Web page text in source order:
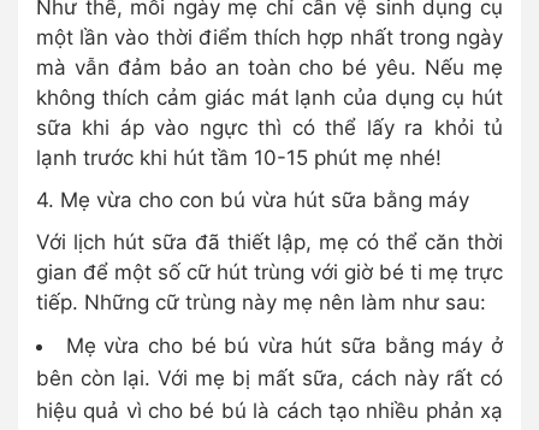
Như thế, mỗi ngày mẹ chỉ cần vệ sinh dụng cụ
một lần vào thời điểm thích hợp nhất trong ngày
mà vẫn đảm bảo an toàn cho bé yêu. Nếu mẹ
không thích cảm giác mát lạnh của dụng cụ hút
sữa khi áp vào ngực thì có thể lấy ra khỏi tủ
lạnh trước khi hút tầm 10-15 phút mẹ nhé!
4. Mẹ vừa cho con bú vừa hút sữa bằng máy
Với lịch hút sữa đã thiết lập, mẹ có thể căn thời
gian để một số cữ hút trùng với giờ bé ti mẹ trực
tiếp. Những cữ trùng này mẹ nên làm như sau:
Mẹ vừa cho bé bú vừa hút sữa bằng máy ở
bên còn lại. Với mẹ bị mất sữa, cách này rất có
hiệu quả vì cho bé bú là cách tạo nhiều phản xạ